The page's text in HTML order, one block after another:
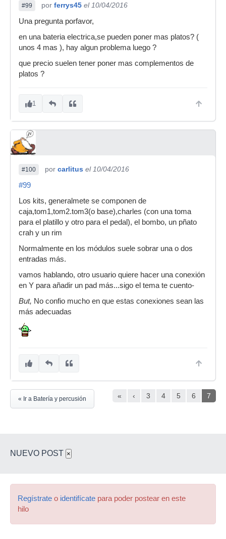
#99 por ferrys45 el 10/04/2016
Una pregunta porfavor,
en una bateria electrica,se pueden poner mas platos? (
unos 4 mas ), hay algun problema luego ?
que precio suelen tener poner mas complementos de
platos ?
1
#100 por carlitus el 10/04/2016
#99
Los kits, generalmete se componen de
caja,tom1,tom2.tom3(o base),charles (con una toma
para el platillo y otro para el pedal), el bombo, un pñato
crah y un rim
Normalmente en los módulos suele sobrar una o dos
entradas más.
vamos hablando, otro usuario quiere hacer una conexión
en Y para añadir un pad más...sigo el tema te cuento-
But, No confio mucho en que estas conexiones sean las
más adecuadas
« ‹ 3 4 5 6 7
« Ir a Batería y percusión
NUEVO POST ×
Regístrate o identifícate para poder postear en este
hilo